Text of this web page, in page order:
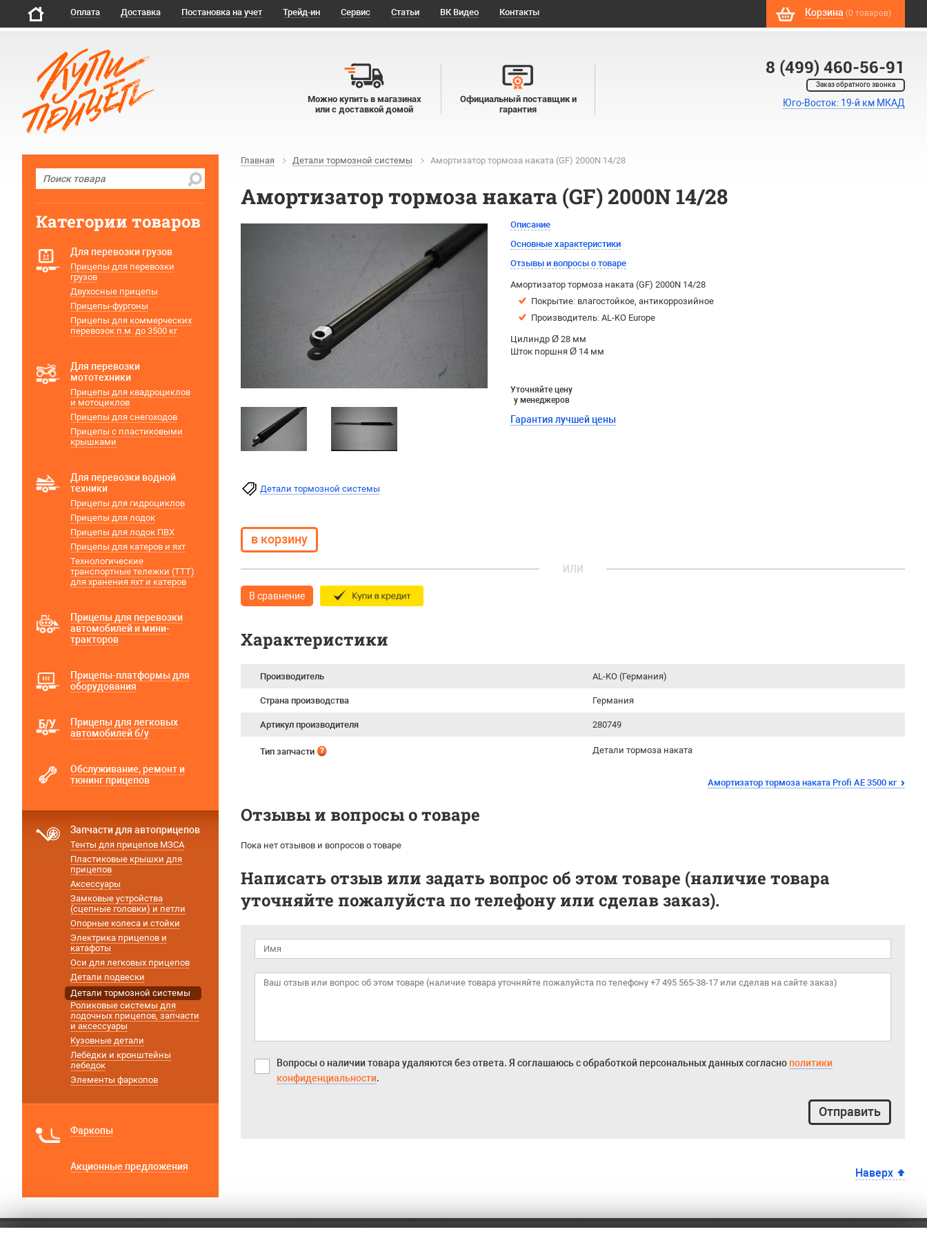
Оплата Доставка Постановка на учет Трейд-ин Сервис Статьи ВК Видео Контакты Корзина (0 товаров)
8 (499) 460-56-91
Заказ обратного звонка
Юго-Восток: 19-й км МКАД
Можно купить в магазинах
или с доставкой домой
Официальный поставщик и
гарантия
Главная Детали тормозной системы Амортизатор тормоза наката (GF) 2000N 14/28
Амортизатор тормоза наката (GF) 2000N 14/28
Детали тормозной системы
Описание
Основные характеристики
Отзывы и вопросы о товаре
Амортизатор тормоза наката (GF) 2000N 14/28
Покрытие: влагостойкое, антикоррозийное
Производитель: AL-KO Europe
Цилиндр Ø 28 мм
Шток поршня Ø 14 мм
Уточняйте цену
у менеджеров
Гарантия лучшей цены
ИЛИ
В сравнение
Характеристики
Производитель AL-KO (Германия)
Страна производства Германия
Артикул производителя 280749
Тип запчасти Детали тормоза наката
Амортизатор тормоза наката Profi AE 3500 кг
Отзывы и вопросы о товаре
Пока нет отзывов и вопросов о товаре
Написать отзыв или задать вопрос об этом товаре (наличие товара
уточняйте пожалуйста по телефону или сделав заказ).
Вопросы о наличии товара удаляются без ответа. Я соглашаюсь с обработкой персональных данных согласно политики
конфиденциальности.
Отправить
Наверх
Категории товаров
Для перевозки грузов
Прицепы для перевозки
грузов
Двухосные прицепы
Прицепы-фургоны
Прицепы для коммерческих
перевозок п.м. до 3500 кг
Для перевозки
мототехники
Прицепы для квадроциклов
и мотоциклов
Прицепы для снегоходов
Прицепы с пластиковыми
крышками
Для перевозки водной
техники
Прицепы для гидроциклов
Прицепы для лодок
Прицепы для лодок ПВХ
Прицепы для катеров и яхт
Технологические
транспортные тележки (ТТТ)
для хранения яхт и катеров
Прицепы для перевозки
автомобилей и мини-
тракторов
Прицепы-платформы для
оборудования
Прицепы для легковых
автомобилей б/у
Обслуживание, ремонт и
тюнинг прицепов
Запчасти для автоприцепов
Тенты для прицепов МЗСА
Пластиковые крышки для
прицепов
Аксессуары
Замковые устройства
(сцепные головки) и петли
Опорные колеса и стойки
Электрика прицепов и
катафоты
Оси для легковых прицепов
Детали подвески
Детали тормозной системы
Роликовые системы для
лодочных прицепов, запчасти
и аксессуары
Кузовные детали
Лебёдки и кронштейны
лебедок
Элементы фаркопов
Фаркопы
Акционные предложения